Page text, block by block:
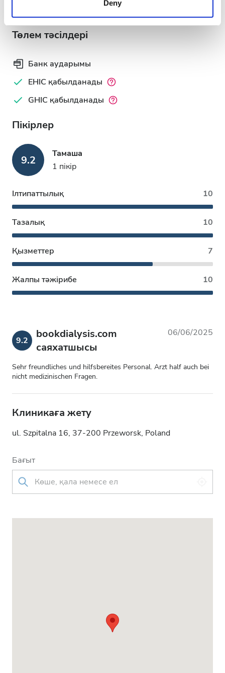
of their services. Read more about cookies in our
Privacy policy.
Deny
Төлем тәсілдері
Банк аударымы
EHIC қабылданады
GHIC қабылданады
Пікірлер
9.2
Тамаша
1 пікір
Ілтипаттылық 10
Тазалық 10
Қызметтер 7
Жалпы тәжірибе 10
9.2
bookdialysis.com
саяхатшысы
06/06/2025
Sehr freundliches und hilfsbereites Personal. Arzt half auch bei
nicht medizinischen Fragen.
Клиникаға жету
ul. Szpitalna 16, 37-200 Przeworsk, Poland
Бағыт